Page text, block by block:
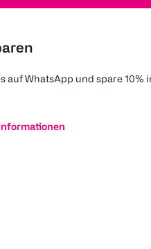
auf WhatsApp und spare 10%